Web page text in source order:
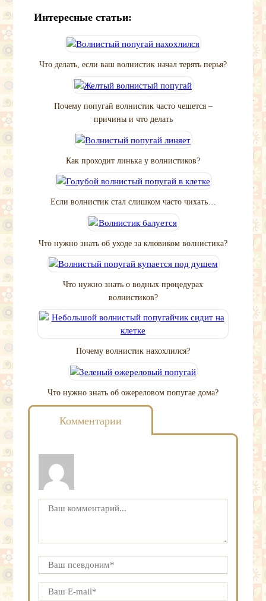
Интересные статьи:
Что делать, если ваш волнистик начал терять перья?
Почему попугай волнистик часто чешется –
причины и что делать
Как проходит линька у волнистиков?
Если волнистик стал слишком часто чихать…
Что нужно знать об уходе за клювиком волнистика?
Что нужно знать о водных процедурах
волнистиков?
Почему волнистик нахохлился?
Что нужно знать об ожереловом попугае дома?
Комментарии